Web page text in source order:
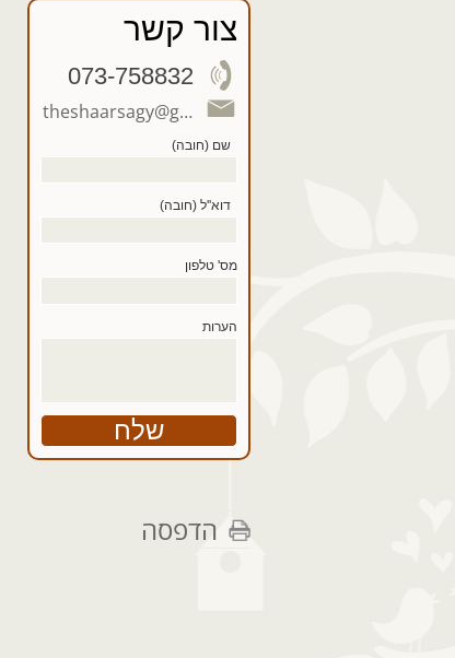
צור קשר
073-758832
theshaarsagy@gmail.com
שם (חובה)
דוא''ל (חובה)
מס' טלפון
הערות
הדפסה